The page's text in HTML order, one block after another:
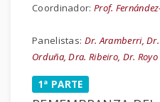
Coordinador: Prof.
Panelistas: Dr. Aramberri, Dr.
Orduña, Dra. Ribeiro, Dr. Royo
1ª PARTE